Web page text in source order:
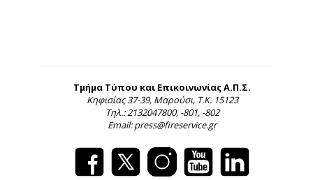
Τμήμα Τύπου και Επικοινωνίας Α.Π.Σ.
Κηφισίας 37-39, Μαρούσι, Τ.Κ. 15123
Τηλ.: 2132047800, -801, -802
Email: press@fireservice.gr